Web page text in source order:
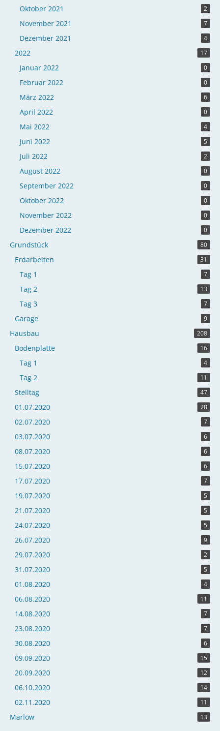
Oktober 2021 2
November 2021 7
Dezember 2021 4
2022 17
Januar 2022 0
Februar 2022 0
März 2022 6
April 2022 0
Mai 2022 4
Juni 2022 5
Juli 2022 2
August 2022 0
September 2022 0
Oktober 2022 0
November 2022 0
Dezember 2022 0
Grundstück 80
Erdarbeiten 31
Tag 1 7
Tag 2 13
Tag 3 7
Garage 9
Hausbau 208
Bodenplatte 16
Tag 1 4
Tag 2 11
Stelltag 47
01.07.2020 28
02.07.2020 7
03.07.2020 6
08.07.2020 6
15.07.2020 6
17.07.2020 7
19.07.2020 5
21.07.2020 5
24.07.2020 5
26.07.2020 9
29.07.2020 2
31.07.2020 5
01.08.2020 4
06.08.2020 11
14.08.2020 7
23.08.2020 7
30.08.2020 6
09.09.2020 15
20.09.2020 12
06.10.2020 14
02.11.2020 11
Marlow 13